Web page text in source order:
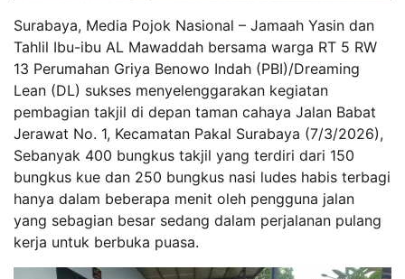
Surabaya, Media Pojok Nasional – Jamaah Yasin dan
Tahlil Ibu-ibu AL Mawaddah bersama warga RT 5 RW
13 Perumahan Griya Benowo Indah (PBI)/Dreaming
Lean (DL) sukses menyelenggarakan kegiatan
pembagian takjil di depan taman cahaya Jalan Babat
Jerawat No. 1, Kecamatan Pakal Surabaya (7/3/2026),
Sebanyak 400 bungkus takjil yang terdiri dari 150
bungkus kue dan 250 bungkus nasi ludes habis terbagi
hanya dalam beberapa menit oleh pengguna jalan
yang sebagian besar sedang dalam perjalanan pulang
kerja untuk berbuka puasa.